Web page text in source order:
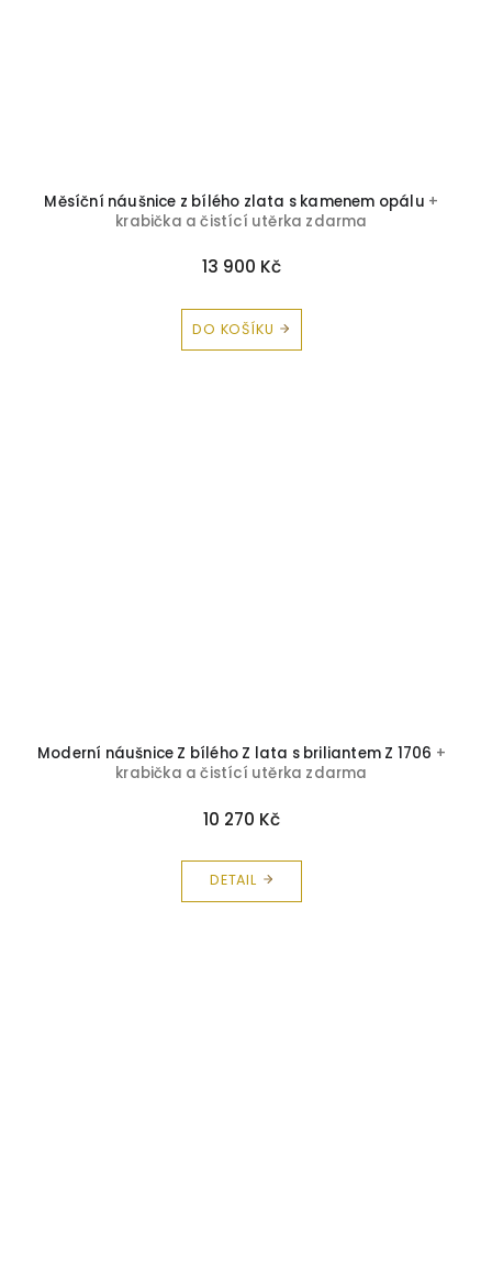
Měsíční náušnice z bílého zlata s kamenem opálu +
krabička a čistící utěrka zdarma
13 900 Kč
DO KOŠÍKU
Moderní náušnice Z bílého Z lata s briliantem Z 1706 +
krabička a čistící utěrka zdarma
10 270 Kč
DETAIL